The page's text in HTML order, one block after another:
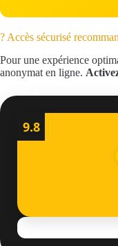
? Accès sécurisé
Pour une expérience
anonymat en ligne.
9.8